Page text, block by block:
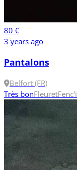
80 €
3 years ago
Pantalons
Belfort (FR)
Très bonFleuret